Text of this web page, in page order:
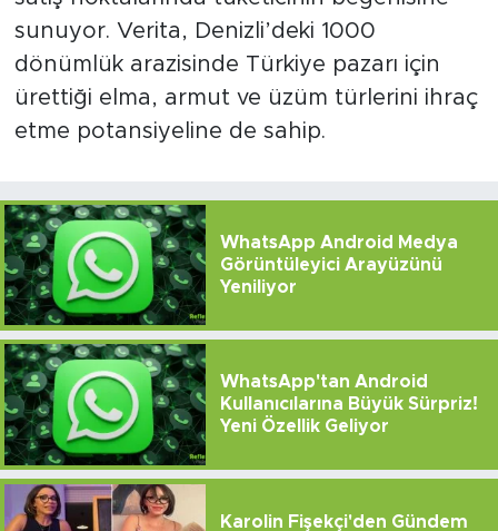
sunuyor. Verita, Denizli’deki 1000
dönümlük arazisinde Türkiye pazarı için
ürettiği elma, armut ve üzüm türlerini ihraç
etme potansiyeline de sahip.
WhatsApp Android Medya
Görüntüleyici Arayüzünü
Yeniliyor
WhatsApp'tan Android
Kullanıcılarına Büyük Sürpriz!
Yeni Özellik Geliyor
Karolin Fişekçi'den Gündem